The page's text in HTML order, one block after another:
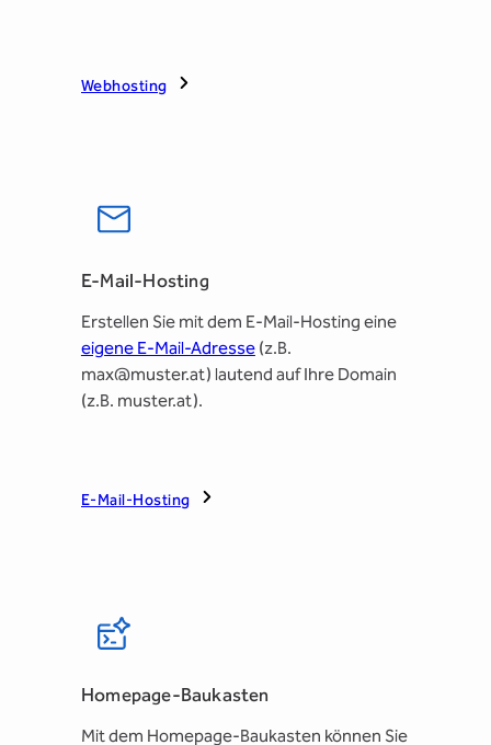
Webhosting
E-Mail-Hosting
Erstellen Sie mit dem E-Mail-Hosting eine
eigene E-Mail-Adresse(z.B.
max@muster.at) lautend auf Ihre Domain
(z.B. muster.at).
E-Mail-Hosting
Homepage-Baukasten
Mit dem Homepage-Baukasten können Sie